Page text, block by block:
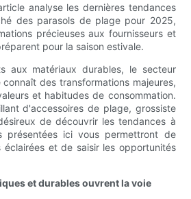
analyse les dernières tendances
des parasols de plage pour 2025,
précieuses aux fournisseurs et
pour la saison estivale.
aux matériaux durables, le secteur
des transformations majeures,
et habitudes de consommation.
d'accessoires de plage, grossiste
de découvrir les tendances à
présentées ici vous permettront de
éclairées et de saisir les opportunités
et durables ouvrent la voie